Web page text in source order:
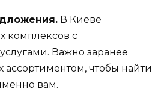
В Киеве
комплексов с
Важно заранее
ассортиментом, чтобы найти
вам.